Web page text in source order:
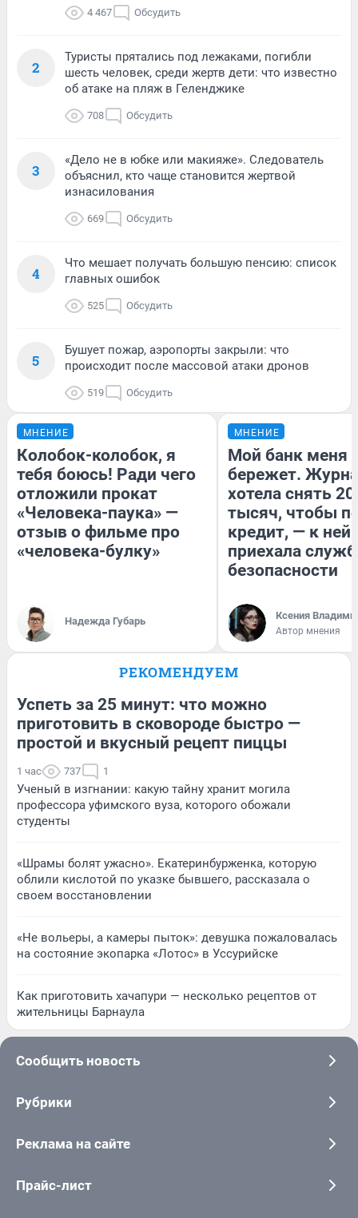
4 467 Обсудить
2
Туристы прятались под лежаками, погибли
шесть человек, среди жертв дети: что известно
об атаке на пляж в Геленджике
708 Обсудить
3
«Дело не в юбке или макияже». Следователь
объяснил, кто чаще становится жертвой
изнасилования
669 Обсудить
4
Что мешает получать большую пенсию: список
главных ошибок
525 Обсудить
5
Бушует пожар, аэропорты закрыли: что
происходит после массовой атаки дронов
519 Обсудить
МНЕНИЕ
Колобок-колобок, я
тебя боюсь! Ради чего
отложили прокат
«Человека-паука» —
отзыв о фильме про
«человека-булку»
Надежда Губарь
МНЕНИЕ
Мой банк меня
бережет.
хотела снять
тысяч, чтобы
кредит, — к
приехала
безопасности
Ксения
Автор мнения
РЕКОМЕНДУЕМ
Успеть за 25 минут: что можно
приготовить в сковороде быстро —
простой и вкусный рецепт пиццы
1 час 737 1
Ученый в изгнании: какую тайну хранит могила
профессора уфимского вуза, которого обожали
студенты
«Шрамы болят ужасно». Екатеринбурженка, которую
облили кислотой по указке бывшего, рассказала о
своем восстановлении
«Не вольеры, а камеры пыток»: девушка пожаловалась
на состояние экопарка «Лотос» в Уссурийске
Как приготовить хачапури — несколько рецептов от
жительницы Барнаула
Сообщить новость
Рубрики
Реклама на сайте
Прайс-лист